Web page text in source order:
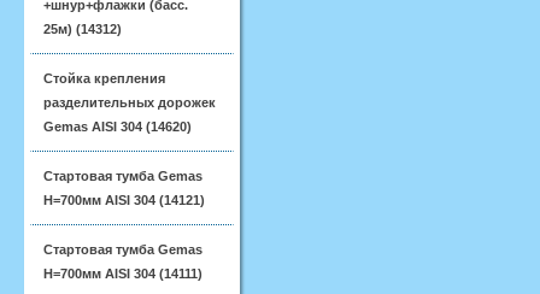
+шнур+флажки (басс.
25м) (14312)
Стойка крепления
разделительных дорожек
Gemas AISI 304 (14620)
Стартовая тумба Gemas
H=700мм AISI 304 (14121)
Стартовая тумба Gemas
H=700мм AISI 304 (14111)